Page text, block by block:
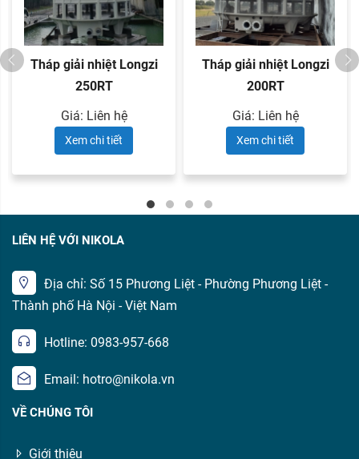
Tháp giải nhiệt Longzi
250RT
Giá: Liên hệ
Xem chi tiết
Tháp giải nhiệt Longzi
200RT
Giá: Liên hệ
Xem chi tiết
LIÊN HỆ VỚI NIKOLA
Địa chỉ: Số 15 Phương Liệt - Phường Phương Liệt -
Thành phố Hà Nội - Việt Nam
Hotline: 0983-957-668
Email: hotro@nikola.vn
VỀ CHÚNG TÔI
Giới thiệu